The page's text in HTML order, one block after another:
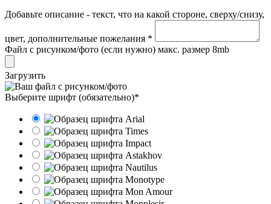
Добавьте описание - текст, что на какой стороне, сверху/снизу,
цвет, дополнительные пожелания *
Файл с рисунком/фото (если нужно) макс. размер 8mb
Загрузить
Выберите шрифт (обязательно)*